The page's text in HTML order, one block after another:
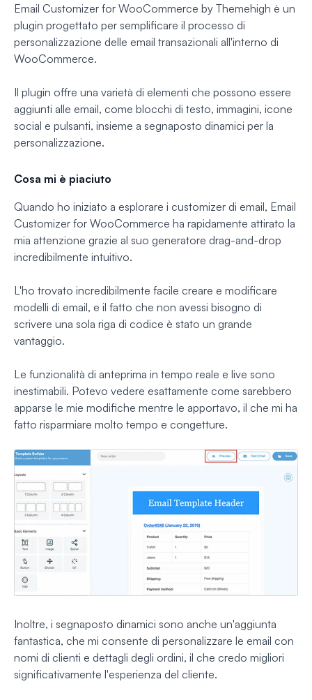
Email Customizer for WooCommerce by Themehigh è un
plugin progettato per semplificare il processo di
personalizzazione delle email transazionali all'interno di
WooCommerce.
Il plugin offre una varietà di elementi che possono essere
aggiunti alle email, come blocchi di testo, immagini, icone
social e pulsanti, insieme a segnaposto dinamici per la
personalizzazione.
Cosa mi è piaciuto
Quando ho iniziato a esplorare i customizer di email, Email
Customizer for WooCommerce ha rapidamente attirato la
mia attenzione grazie al suo generatore drag-and-drop
incredibilmente intuitivo.
L'ho trovato incredibilmente facile creare e modificare
modelli di email, e il fatto che non avessi bisogno di
scrivere una sola riga di codice è stato un grande
vantaggio.
Le funzionalità di anteprima in tempo reale e live sono
inestimabili. Potevo vedere esattamente come sarebbero
apparse le mie modifiche mentre le apportavo, il che mi ha
fatto risparmiare molto tempo e congetture.
Inoltre, i segnaposto dinamici sono anche un'aggiunta
fantastica, che mi consente di personalizzare le email con
nomi di clienti e dettagli degli ordini, il che credo migliori
significativamente l'esperienza del cliente.